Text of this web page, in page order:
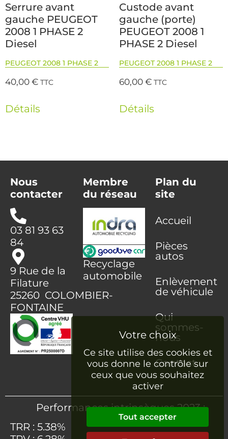
Serrure avant
gauche PEUGEOT
2008 1 PHASE 2
Diesel
PEUGEOT 2008 1 PHASE 2
40,00€ TTC
Détails
Custode avant
gauche (porte)
PEUGEOT 2008 1
PHASE 2 Diesel
PEUGEOT 2008 1 PHASE 2
60,00€ TTC
Détails
Nous
contacter
03 81 93 63
84
9 Rue de la
Filature
25260 COLOMBIER-
FONTAINE
Membre
du réseau
Recyclage
automobile
Plan du
site
Accueil
Pièces
autos
Enlèvement
de véhicule
Qui
sommes-
nous
Contact
Performances intrinsèques 2023 :
TRR : 5.38%
Ce site utilise des cookies et
vous donne le contrôle sur
ceux que vous souhaitez
activer
Tout accepter